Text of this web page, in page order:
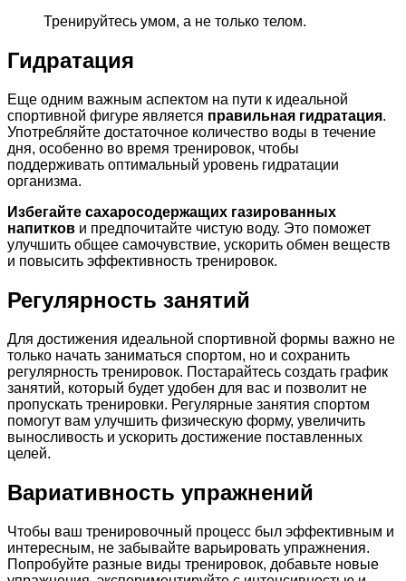
Тренируйтесь умом, а не только телом.
Гидратация
Еще одним важным аспектом на пути к идеальной
спортивной фигуре является правильная гидратация.
Употребляйте достаточное количество воды в течение
дня, особенно во время тренировок, чтобы
поддерживать оптимальный уровень гидратации
организма.
Избегайте сахаросодержащих газированных
напитков и предпочитайте чистую воду. Это поможет
улучшить общее самочувствие, ускорить обмен веществ
и повысить эффективность тренировок.
Регулярность занятий
Для достижения идеальной спортивной формы важно не
только начать заниматься спортом, но и сохранить
регулярность тренировок. Постарайтесь создать график
занятий, который будет удобен для вас и позволит не
пропускать тренировки. Регулярные занятия спортом
помогут вам улучшить физическую форму, увеличить
выносливость и ускорить достижение поставленных
целей.
Вариативность упражнений
Чтобы ваш тренировочный процесс был эффективным и
интересным, не забывайте варьировать упражнения.
Попробуйте разные виды тренировок, добавьте новые